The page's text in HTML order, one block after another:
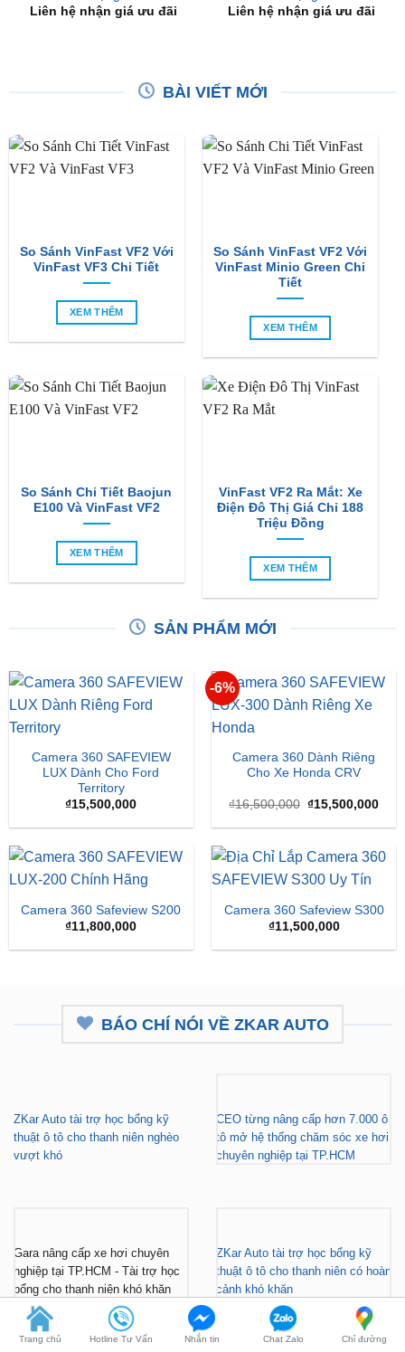
Liên hệ nhận giá ưu đãi
Liên hệ nhận giá ưu đãi
BÀI VIẾT MỚI
So Sánh VinFast VF2 Với
VinFast VF3 Chi Tiết
XEM THÊM
So Sánh VinFast VF2 Với
VinFast Minio Green Chi
Tiết
XEM THÊM
So Sánh Chi Tiết Baojun
E100 Và VinFast VF2
XEM THÊM
VinFast VF2 Ra Mắt: Xe
Điện Đô Thị Giá Chỉ 188
Triệu Đồng
XEM THÊM
SẢN PHẨM MỚI
Camera 360 SAFEVIEW
LUX Dành Cho Ford
Territory
₫15,500,000
-6%
Camera 360 Dành Riêng
Cho Xe Honda CRV
₫16,500,000 Giá
là:
₫15,500,000Giá
tại
Camera 360 Safeview S200
₫11,800,000
Camera 360 Safeview S300
₫11,500,000
BÁO CHÍ NÓI VỀ ZKAR AUTO
ZKar Auto tài trợ học bổng kỹ
thuật ô tô cho thanh niên nghèo
vượt khó
CEO từng nâng cấp hơn 7.000 ô
tô mở hệ thống chăm sóc xe hơi
chuyên nghiệp tại TP.HCM
Gara nâng cấp xe hơi chuyên
nghiệp tại TP.HCM - Tài trợ học
bổng cho thanh niên khó khăn
ZKar Auto tài trợ học bổng kỹ
thuật ô tô cho thanh niên có hoàn
cảnh khó khăn
Trang chủ Hotline Tư Vấn Nhắn tin Chat Zalo Chỉ đường